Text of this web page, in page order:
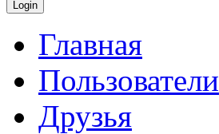
Главная
Пользователи
Друзья